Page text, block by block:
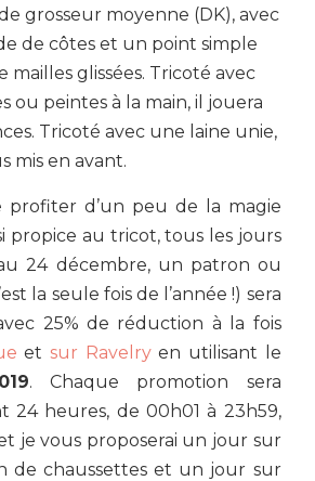
grosseur moyenne (DK), avec
de côtes et un point simple
mailles glissées. Tricoté avec
ou peintes à la main, il jouera
Tricoté avec une laine unie,
mis en avant.
profiter d’un peu de la magie
propice au tricot, tous les jours
24 décembre, un patron ou
la seule fois de l’année !) sera
25% de réduction à la fois
etsur Ravelryen utilisant le
. Chaque promotion sera
24 heures, de 00h01 à 23h59,
je vous proposerai un jour sur
de chaussettes et un jour sur